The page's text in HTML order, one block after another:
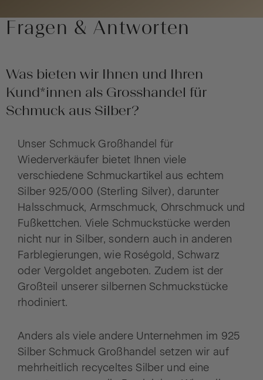
Fragen & Antworten
Was bieten wir Ihnen und Ihren
Kund*innen als Grosshandel für
Schmuck aus Silber?
Unser Schmuck Großhandel für
Wiederverkäufer bietet Ihnen viele
verschiedene Schmuckartikel aus echtem
Silber 925/000 (Sterling Silver), darunter
Halsschmuck, Armschmuck, Ohrschmuck und
Fußkettchen. Viele Schmuckstücke werden
nicht nur in Silber, sondern auch in anderen
Farblegierungen, wie Roségold, Schwarz
oder Vergoldet angeboten. Zudem ist der
Großteil unserer silbernen Schmuckstücke
rhodiniert.
Anders als viele andere Unternehmen im 925
Silber Schmuck Großhandel setzen wir auf
mehrheitlich recyceltes Silber und eine